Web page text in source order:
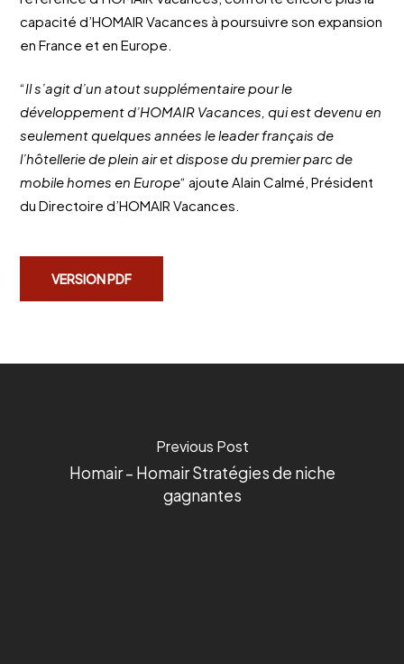
capacité d’HOMAIR Vacances à poursuivre son expansion
en France et en Europe.
“Il s’agit d’un atout supplémentaire pour le
développement d’HOMAIR Vacances, qui est devenu en
seulement quelques années le leader français de
l’hôtellerie de plein air et dispose du premier parc de
mobile homes en Europe“ ajoute Alain Calmé, Président
du Directoire d’HOMAIR Vacances.
VERSION PDF
Previous Post
Homair – Homair Stratégies de niche
gagnantes